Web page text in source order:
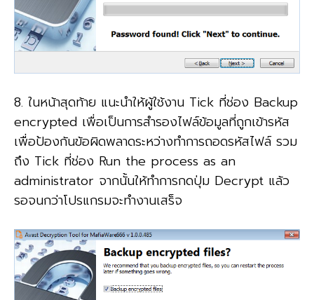
8. ในหน้าสุดท้าย แนะนำให้ผู้ใช้งาน Tick ที่ช่อง Backup
encrypted เพื่อเป็นการสำรองไฟล์ข้อมูลที่ถูกเข้ารหัส
เพื่อป้องกันข้อผิดพลาดระหว่างทำการถอดรหัสไฟล์ รวม
ถึง Tick ที่ช่อง Run the process as an
administrator จากนั้นให้ทำการกดปุ่ม Decrypt แล้ว
รอจนกว่าโปรแกรมจะทำงานเสร็จ